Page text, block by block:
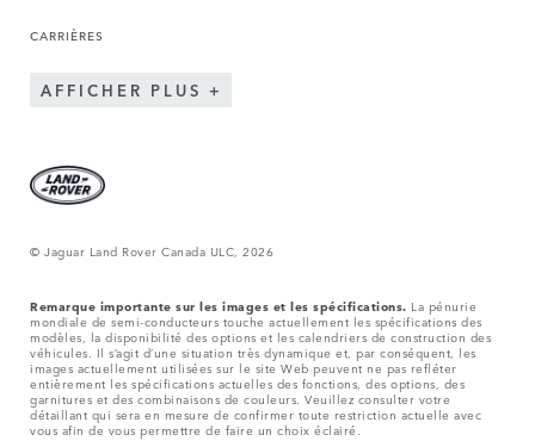
CARRIÈRES
AFFICHER PLUS
© Jaguar Land Rover Canada ULC, 2026
Remarque importante sur les images et les spécifications. La pénurie
mondiale de semi-conducteurs touche actuellement les spécifications des
modèles, la disponibilité des options et les calendriers de construction des
véhicules. Il s’agit d’une situation très dynamique et, par conséquent, les
images actuellement utilisées sur le site Web peuvent ne pas refléter
entièrement les spécifications actuelles des fonctions, des options, des
garnitures et des combinaisons de couleurs. Veuillez consulter votre
détaillant qui sera en mesure de confirmer toute restriction actuelle avec
vous afin de vous permettre de faire un choix éclairé.